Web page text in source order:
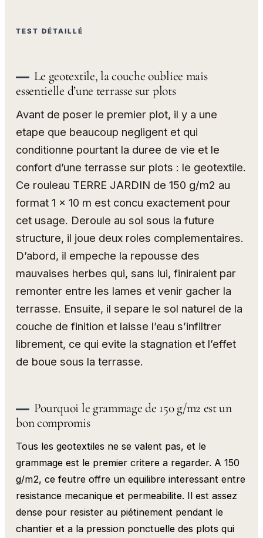
TEST DÉTAILLÉ
Le geotextile, la couche oubliee mais
essentielle d’une terrasse sur plots
Avant de poser le premier plot, il y a une
etape que beaucoup negligent et qui
conditionne pourtant la duree de vie et le
confort d’une terrasse sur plots : le geotextile.
Ce rouleau TERRE JARDIN de 150 g/m2 au
format 1 x 10 m est concu exactement pour
cet usage. Deroule au sol sous la future
structure, il joue deux roles complementaires.
D’abord, il empeche la repousse des
mauvaises herbes qui, sans lui, finiraient par
remonter entre les lames et venir gacher la
terrasse. Ensuite, il separe le sol naturel de la
couche de finition et laisse l’eau s’infiltrer
librement, ce qui evite la stagnation et l’effet
de boue sous la terrasse.
Pourquoi le grammage de 150 g/m2 est un
bon compromis
Tous les geotextiles ne se valent pas, et le
grammage est le premier critere a regarder. A 150
g/m2, ce feutre offre un equilibre interessant entre
resistance mecanique et permeabilite. Il est assez
dense pour resister au piétinement pendant le
chantier et a la pression ponctuelle des plots qui